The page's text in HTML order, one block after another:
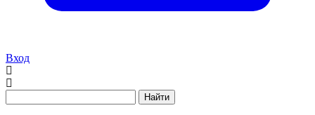
Вход
Найти